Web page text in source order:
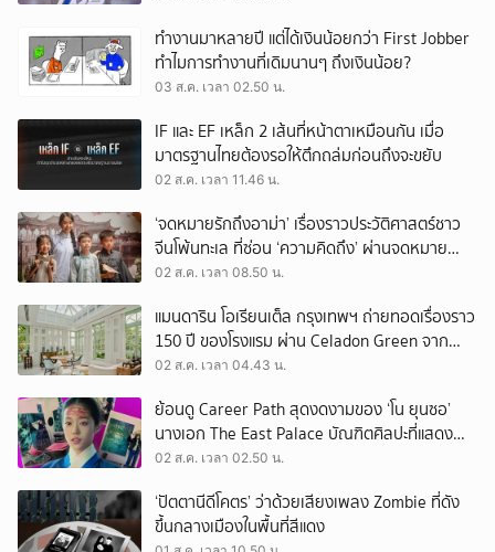
ทำงานมาหลายปี แต่ได้เงินน้อยกว่า First Jobber
ทำไมการทำงานที่เดิมนานๆ ถึงเงินน้อย?
03 ส.ค. เวลา 02.50 น.
IF และ EF เหล็ก 2 เส้นที่หน้าตาเหมือนกัน เมื่อ
มาตรฐานไทยต้องรอให้ตึกถล่มก่อนถึงจะขยับ
02 ส.ค. เวลา 11.46 น.
‘จดหมายรักถึงอาม่า’ เรื่องราวประวัติศาสตร์ชาว
จีนโพ้นทะเล ที่ซ่อน ‘ความคิดถึง’ ผ่านจดหมาย
‘โพยก๊วน’
02 ส.ค. เวลา 08.50 น.
แมนดาริน โอเรียนเต็ล กรุงเทพฯ ถ่ายทอดเรื่องราว
150 ปี ของโรงแรม ผ่าน Celadon Green จาก
เครื่องศิลาดล
02 ส.ค. เวลา 04.43 น.
ย้อนดู Career Path สุดงดงามของ ‘โน ยุนซอ’
นางเอก The East Palace บัณฑิตศิลปะที่แสดง
เรื่องไหนก็ปัง
02 ส.ค. เวลา 02.50 น.
‘ปัตตานีดีโคตร’ ว่าด้วยเสียงเพลง Zombie ที่ดัง
ขึ้นกลางเมืองในพื้นที่สีแดง